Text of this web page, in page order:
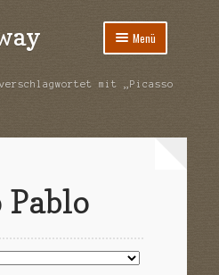
Menü
mit „Picasso
Pablo